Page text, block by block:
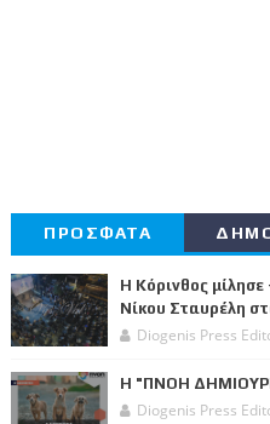
ΠΡΟΣΦΑΤΑ
Η Κόρινθος
Νίκου Σταυρέλη
Diogenis Press
Η "ΠΝΟΗ
Diogenis Press